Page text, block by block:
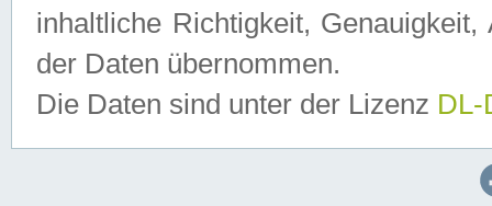
inhaltliche Richtigkeit,
der Daten übernommen.
Die Daten sind unter der Lizenz